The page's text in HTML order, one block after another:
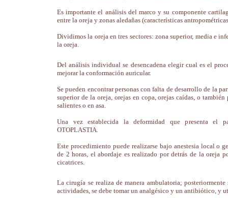
Es importante el análisis del marco y su componente
entre la oreja y zonas aledañas (características
Dividimos la oreja en tres sectores: zona superior, media e
la oreja.
Del análisis individual se desencadena elegir cual es el
mejorar la conformación auricular.
Se pueden encontrar personas con falta de desarrollo de la
superior de la oreja, orejas en copa, orejas caídas, o también
salientes o en asa.
Una vez establecida la deformidad que presenta el
OTOPLASTIA.
Este procedimiento puede realizarse bajo anestesia local o
de 2 horas, el abordaje es realizado por detrás de la oreja
cicatrices.
La cirugía se realiza de manera ambulatoria;
actividades, se debe tomar un analgésico y un antibiótico, y